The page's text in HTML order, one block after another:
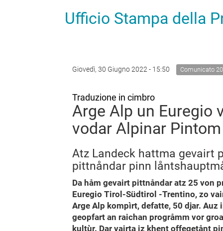
Ufficio Stampa della
Giovedì, 30 Giugno 2022 - 15:50 Comunicato
Traduzione in cimbro
Arge Alp un Euregio
vodar Alpinar Pintom
Atz Landeck hattma gevairt
pittnåndar pinn
Da håm gevairt pittnåndar atz 25 von
Euregio Tirol-Südtirol -Trentino, zo
Arge Alp kompìrt, defatte, 50 djar. Auz
geopfart an raichan progråmm vor
kultùr. Dar vairta iz khent offegetånt